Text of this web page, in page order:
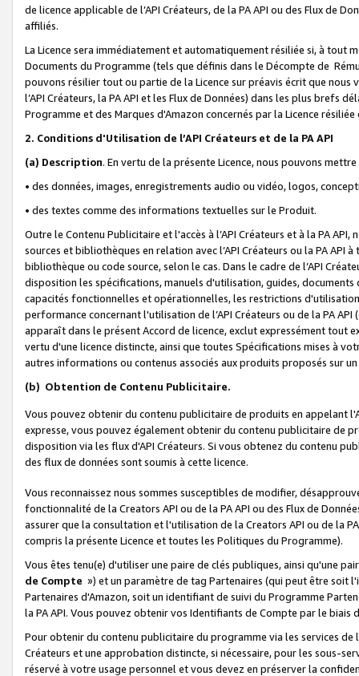
de licence applicable de l’API Créateurs, de la PA API ou des Flux de
affiliés.
La Licence sera immédiatement et automatiquement résiliée si, à
Documents du Programme (tels que définis dans le Décompte de
pouvons résilier tout ou partie de la Licence sur préavis écrit que
l’API Créateurs, la PA API et les Flux de Données) dans les plus
Programme et des Marques d'Amazon concernés par la Licence
2. Conditions d'Utilisation de l’API Créateurs et de la PA API
(a) Description. En vertu de la présente Licence, nous pouvons
• des données, images, enregistrements audio ou vidéo, logos,
• des textes comme des informations textuelles sur le Produit.
Outre le Contenu Publicitaire et l'accès à l’API Créateurs et à la PA
sources et bibliothèques en relation avec l’API Créateurs ou la PA
bibliothèque ou code source, selon le cas. Dans le cadre de l’API
disposition les spécifications, manuels d'utilisation, guides,
capacités fonctionnelles et opérationnelles, les restrictions
performance concernant l'utilisation de l’API Créateurs ou de la PA
apparaît dans le présent Accord de licence, exclut expressément tout
vertu d'une licence distincte, ainsi que toutes Spécifications mises à
autres informations ou contenus associés aux produits proposés sur
(b) Obtention de Contenu Publicitaire.
Vous pouvez obtenir du contenu publicitaire de produits en appelant
expresse, vous pouvez également obtenir du contenu publicitaire de
disposition via les flux d'API Créateurs. Si vous obtenez du contenu
des flux de données sont soumis à cette licence.
Vous reconnaissez nous sommes susceptibles de modifier,
fonctionnalité de la Creators API ou de la PA API ou des Flux de
assurer que la consultation et l'utilisation de la Creators API ou de la
compris la présente Licence et toutes les Politiques du Programme).
Vous êtes tenu(e) d'utiliser une paire de clés publiques, ainsi qu'une
de Compte ») et un paramètre de tag Partenaires (qui peut être soit
Partenaires d'Amazon, soit un identifiant de suivi du Programme
la PA API. Vous pouvez obtenir vos Identifiants de Compte par le biais
Pour obtenir du contenu publicitaire du programme via les services
Créateurs et une approbation distincte, si nécessaire, pour les sous-
réservé à votre usage personnel et vous devez en préserver la